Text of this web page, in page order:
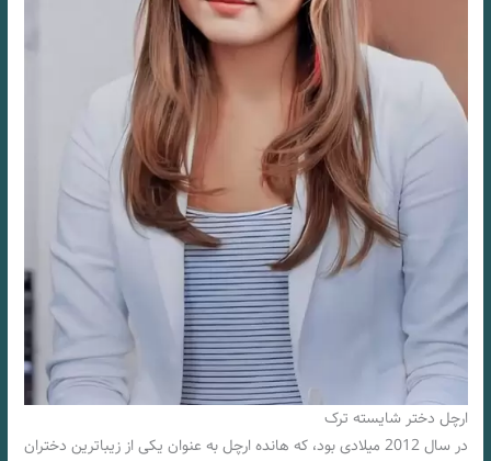
ارچل دختر شایسته ترک
در سال 2012 میلادی بود، که هانده ارچل به عنوان یکی از زیباترین دختران